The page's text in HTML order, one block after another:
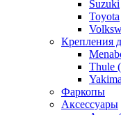
Suzuki
Toyota
Крепления
Thule
Фаркопы
Аксессуары